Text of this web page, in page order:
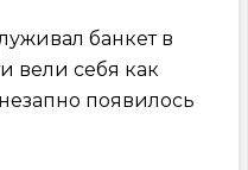
банкет в
вели себя как
появилось